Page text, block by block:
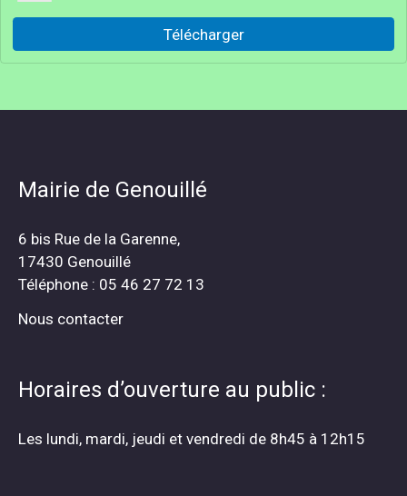
Télécharger
Mairie de Genouillé
6 bis Rue de la Garenne,
17430 Genouillé
Téléphone : 05 46 27 72 13
Nous contacter
Horaires d’ouverture au public :
Les lundi, mardi, jeudi et vendredi de 8h45 à 12h15